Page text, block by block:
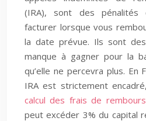
(IRA), sont des
facturer lorsque vous
la date prévue. Ils sont
manque à gagner pour la
qu’elle ne percevra plus. En
IRA est strictement
calcul des frais de
peut excéder 3% du capital